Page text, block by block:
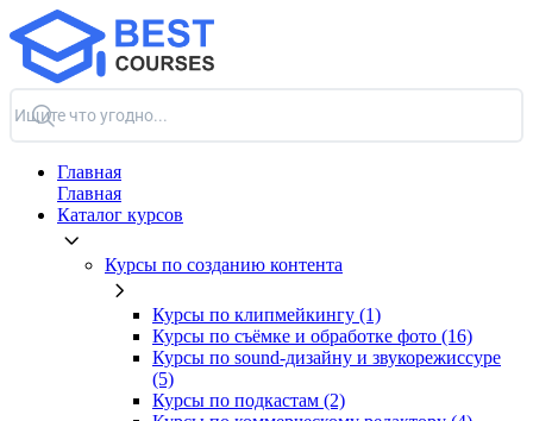
Главная
Главная
Каталог курсов
Курсы по созданию контента
Курсы по клипмейкингу (1)
Курсы по съёмке и обработке фото (16)
Курсы по sound-дизайну и звукорежиссуре
(5)
Курсы по подкастам (2)